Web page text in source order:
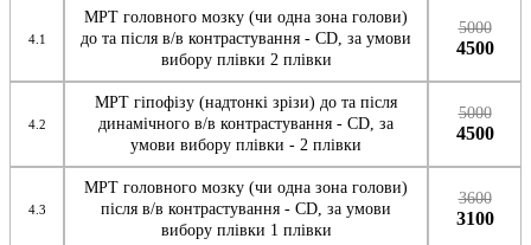
4.1
МРТ головного мозку (чи одна зона голови)
до та після в/в контрастування - CD, за умови
вибору плівки 2 плівки
5000
4500
4.2
МРТ гіпофізу (надтонкі зрізи) до та після
динамічного в/в контрастування - CD, за
умови вибору плівки - 2 плівки
5000
4500
4.3
МРТ головного мозку (чи одна зона голови)
після в/в контрастування - CD, за умови
вибору плівки 1 плівки
3600
3100